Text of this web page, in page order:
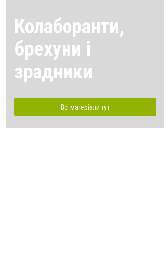
Колаборанти,
брехуни і
зрадники
Всі матеріали тут